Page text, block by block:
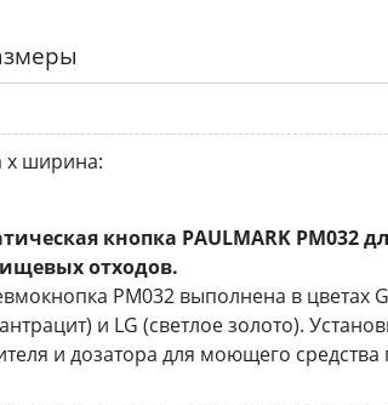
х ширина:
кнопка PAULMARK PM032
отходов.
PM032 выполнена в цветах
и LG (светлое золото).
и дозатора для моющего